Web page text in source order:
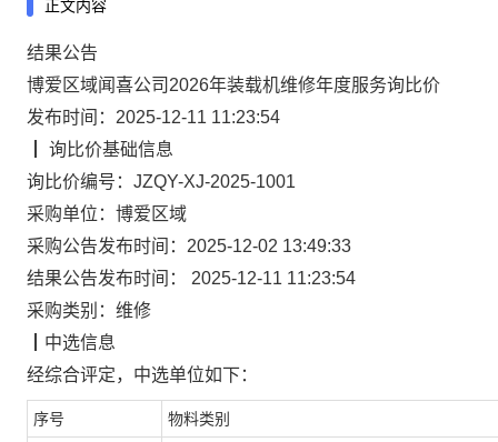
正文内容
结果公告
博爱区域闻喜公司2026年装载机维修年度服务询比价
发布时间：2025-12-11 11:23:54
询比价基础信息
询比价编号： JZQY-XJ-2025-1001
采购单位： 博爱区域
采购公告发布时间： 2025-12-02 13:49:33
结果公告发布时间：
2025-12-11 11:23:54
采购类别： 维修
中选信息
经综合评定， 中选单位如下：
序号 物料类别